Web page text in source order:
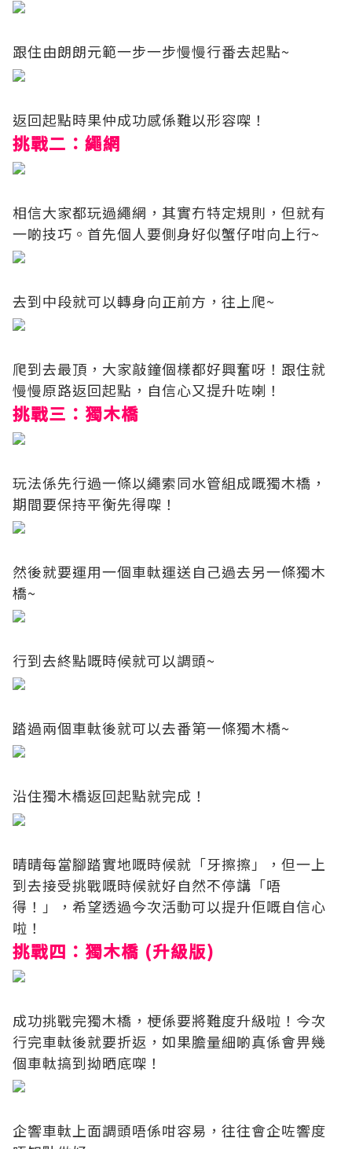
跟住由朗朗元範一步一步慢慢行番去起點~
返回起點時果仲成功感係難以形容㗎！
挑戰二：繩網
相信大家都玩過繩網，其實冇特定規則，但就有
一啲技巧。首先個人要側身好似蟹仔咁向上行~
去到中段就可以轉身向正前方，往上爬~
爬到去最頂，大家敲鐘個樣都好興奮呀！跟住就
慢慢原路返回起點，自信心又提升咗喇！
挑戰三：獨木橋
玩法係先行過一條以繩索同水管組成嘅獨木橋，
期間要保持平衡先得㗎！
然後就要運用一個車軚運送自己過去另一條獨木
橋~
行到去終點嘅時候就可以調頭~
踏過兩個車軚後就可以去番第一條獨木橋~
沿住獨木橋返回起點就完成！
晴晴每當腳踏實地嘅時候就「牙擦擦」，但一上
到去接受挑戰嘅時候就好自然不停講「唔
得！」，希望透過今次活動可以提升佢嘅自信心
啦！
挑戰四：獨木橋 (升級版)
成功挑戰完獨木橋，梗係要將難度升級啦！今次
行完車軚後就要折返，如果膽量細啲真係會畀幾
個車軚搞到拗晒底㗎！
企響車軚上面調頭唔係咁容易，往往會企咗響度